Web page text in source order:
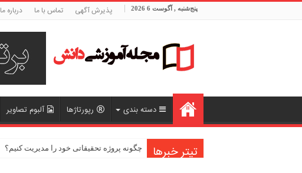
پنج‌شنبه , آگوست 6 2026 پذیرش آگهی تماس با ما درباره ما
دسته بندی رپورتاژها آلبوم تصاویر
تیتر خبرها چگونه پروژه تحقیقاتی خود را مدیریت کنیم؟